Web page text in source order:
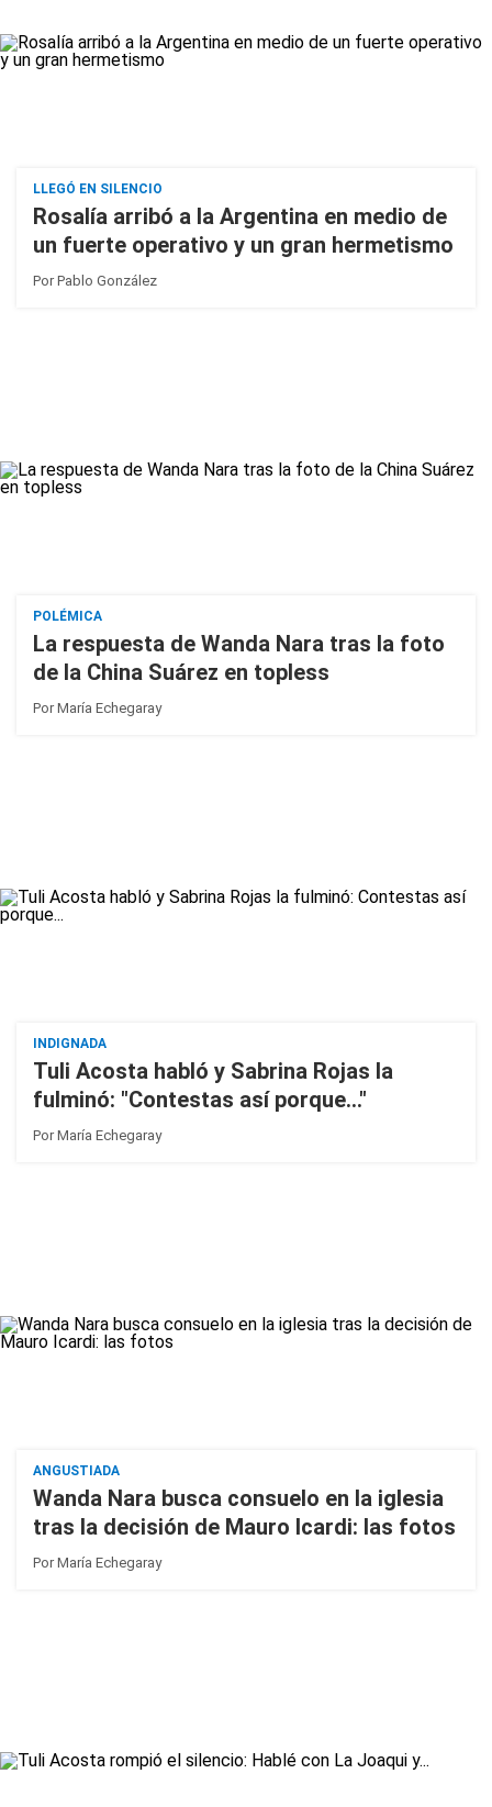
LLEGÓ EN SILENCIO
Rosalía arribó a la Argentina en medio de
un fuerte operativo y un gran hermetismo
PorPablo González
POLÉMICA
La respuesta de Wanda Nara tras la foto
de la China Suárez en topless
PorMaría Echegaray
INDIGNADA
Tuli Acosta habló y Sabrina Rojas la
fulminó: "Contestas así porque..."
PorMaría Echegaray
ANGUSTIADA
Wanda Nara busca consuelo en la iglesia
tras la decisión de Mauro Icardi: las fotos
PorMaría Echegaray